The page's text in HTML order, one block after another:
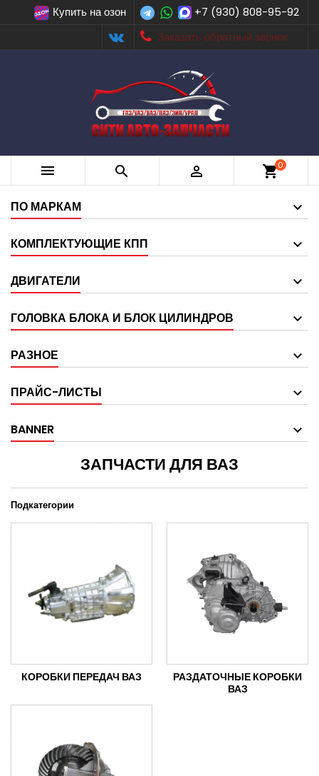
Купить на озон
+7 (930) 808-95-92
Заказать обратный звонок
   shopping_cart0
ПО МАРКАМ
КОМПЛЕКТУЮЩИЕ КПП
ДВИГАТЕЛИ
ГОЛОВКА БЛОКА И БЛОК ЦИЛИНДРОВ
РАЗНОЕ
ПРАЙС-ЛИСТЫ
BANNER
ЗАПЧАСТИ ДЛЯ ВАЗ
Подкатегории
КОРОБКИ ПЕРЕДАЧ ВАЗ
РАЗДАТОЧНЫЕ КОРОБКИ
ВАЗ